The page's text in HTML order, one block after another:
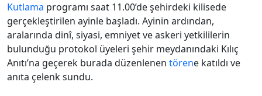
Kutlama programı saat 11.00’de şehirdeki kilisede
gerçekleştirilen ayinle başladı. Ayinin ardından,
aralarında dinî, siyasi, emniyet ve askeri yetkililerin
bulunduğu protokol üyeleri şehir meydanındaki Kılıç
Anıtı’na geçerek burada düzenlenen törene katıldı ve
anıta çelenk sundu.